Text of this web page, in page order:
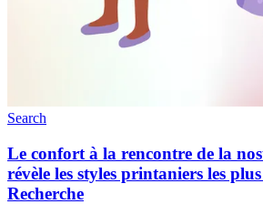
Search
Le confort à la rencontre de la
révèle les styles printaniers les
Recherche